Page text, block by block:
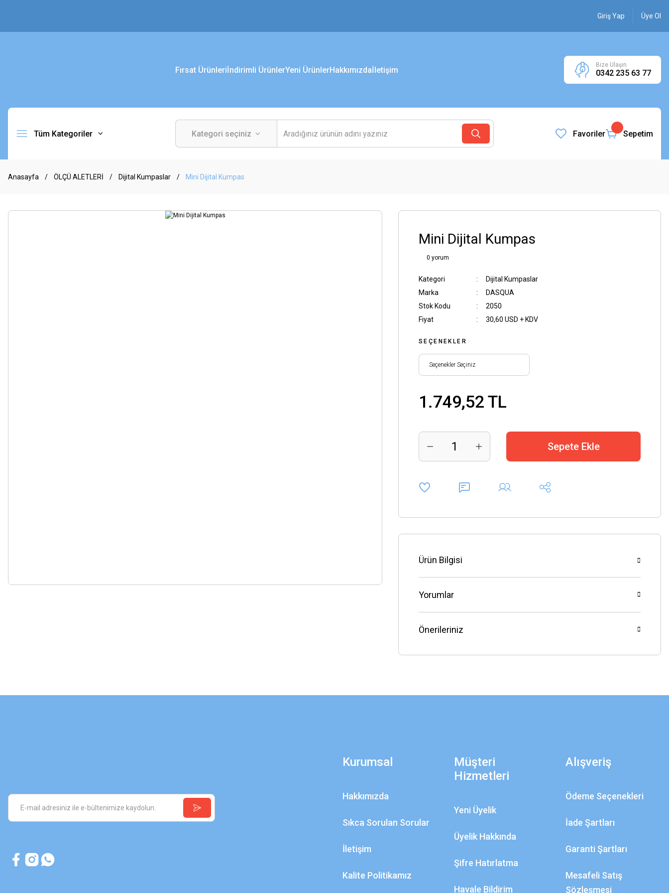
Giriş Yap Üye Ol
Fırsat Ürünleriİndirimli ÜrünlerYeni ÜrünlerHakkımızdaİletişim
Bize Ulaşın
0342 235 63 77
Tüm Kategoriler Favoriler Sepetim
Anasayfa ÖLÇÜ ALETLERİ Dijital Kumpaslar Mini Dijital Kumpas
Mini Dijital Kumpas
0 yorum
Kategori
Dijital Kumpaslar
Marka
DASQUA
Stok Kodu
2050
Fiyat
30,60 USD + KDV
SEÇENEKLER
1.749,52 TL
Sepete Ekle
Ürün Bilgisi
Yorumlar
Önerileriniz
Kurumsal
Hakkımızda
Sıkca Sorulan Sorular
İletişim
Kalite Politikamız
Müşteri
Hizmetleri
Yeni Üyelik
Üyelik Hakkında
Şifre Hatırlatma
Havale Bildirim
Alışveriş
Ödeme Seçenekleri
İade Şartları
Garanti Şartları
Mesafeli Satış
Sözleşmesi